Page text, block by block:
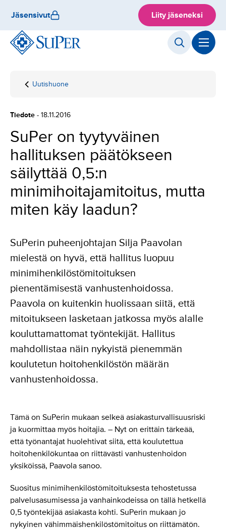
sisältöön
Jäsensivut Liity jäseneksi
Etusivu
Uutishuone
SuPer on tyytyväinen
minimihoitajamitoitus,
mutta miten käy
laadun?
Tiedote - 18.11.2016
SuPer on tyytyväinen
hallituksen päätökseen
säilyttää 0,5:n
minimihoitajamitoitus, mutta
miten käy laadun?
SuPerin puheenjohtajan Silja Paavolan
mielestä on hyvä, että hallitus luopuu
minimihenkilöstömitoituksen
pienentämisestä vanhustenhoidossa.
Paavola on kuitenkin huolissaan siitä, että
mitoitukseen lasketaan jatkossa myös alalle
kouluttamattomat työntekijät. Hallitus
mahdollistaa näin nykyistä pienemmän
koulutetun hoitohenkilöstön määrän
vanhustenhoidossa.
Tämä on SuPerin mukaan selkeä asiakasturvallisuusriski
ja kuormittaa myös hoitajia. – Nyt on erittäin tärkeää,
että työnantajat huolehtivat siitä, että koulutettua
hoitohenkilökuntaa on riittävästi vanhustenhoidon
yksiköissä, Paavola sanoo.
Suositus minimihenkilöstömitoituksesta tehostetussa
palvelusasumisessa ja vanhainkodeissa on tällä hetkellä
0,5 työntekijää asiakasta kohti. SuPerin mukaan jo
nykyinen vähimmäishenkilöstömitoitus on riittämätön.